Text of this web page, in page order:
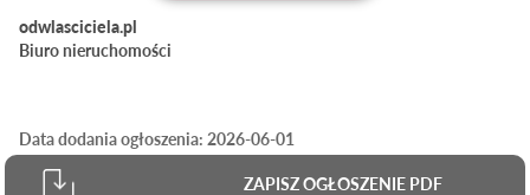
odwlasciciela.pl
Biuro nieruchomości
Data dodania ogłoszenia: 2026-06-01
ZAPISZ OGŁOSZENIE PDF